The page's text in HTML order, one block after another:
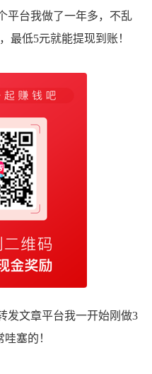
台我做了一年多，不乱
最低5元就能提现到账！
文章平台我一开始刚做3
塞的！